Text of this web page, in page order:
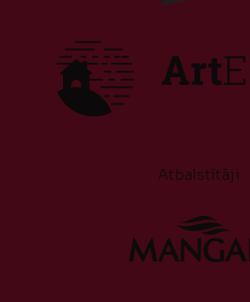
Atbalstītāji